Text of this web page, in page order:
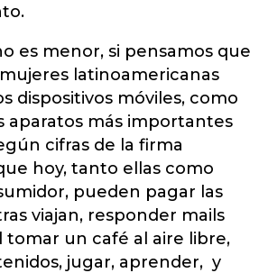
es menor, si pensamos que
latinoamericanas
dispositivos móviles, como
aparatos más importantes
cifras de la firma
hoy, tanto ellas como
pueden pagar las
viajan, responder mails
tomar un café al aire libre,
jugar, aprender, y